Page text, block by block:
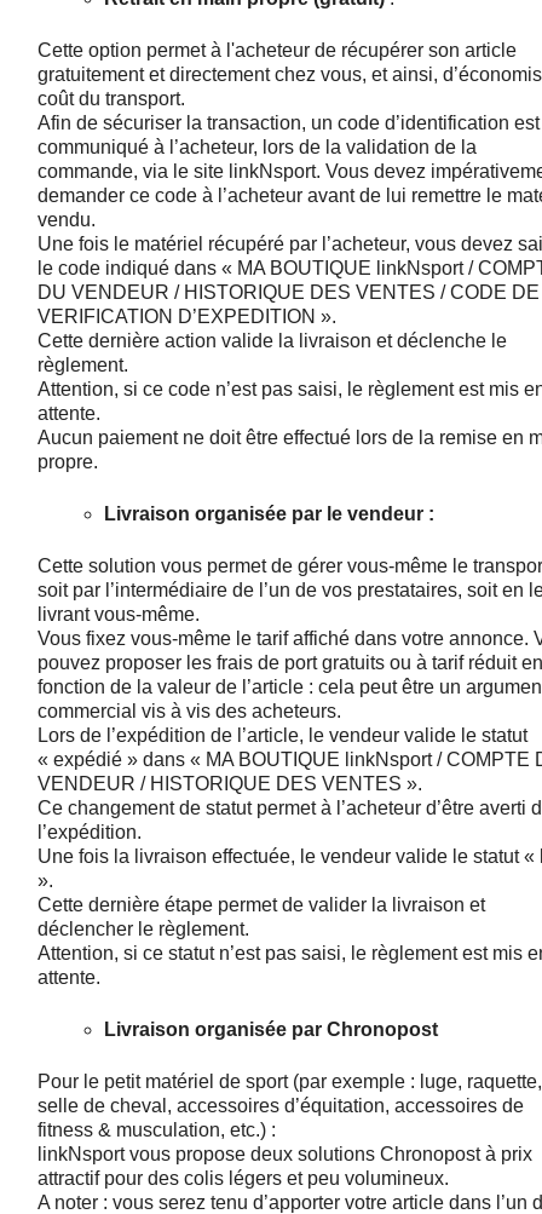
DE COMBAT
DE RAQUETTE
Cette option permet à l'acheteur de récupérer son article
gratuitement et directement chez vous, et ainsi,
coût du transport.
Afin de sécuriser la transaction, un code d’identification est
communiqué à l’acheteur, lors de la validation de la
commande, via le site linkNsport. Vous devez
demander ce code à l’acheteur avant de lui remettre le
vendu.
Une fois le matériel récupéré par l’acheteur, vous devez
le code indiqué dans « MA BOUTIQUE linkNsport /
DU VENDEUR / HISTORIQUE DES VENTES / CODE DE
VERIFICATION D’EXPEDITION ».
Cette dernière action valide la livraison et déclenche le
règlement.
Attention, si ce code n’est pas saisi, le règlement est mis
attente.
Aucun paiement ne doit être effectué lors de la remise en
propre.
Livraison organisée par le vendeur :
Cette solution vous permet de gérer vous-même le
soit par l’intermédiaire de l’un de vos prestataires, soit en
livrant vous-même.
Vous fixez vous-même le tarif affiché dans votre annonce.
pouvez proposer les frais de port gratuits ou à tarif réduit en
fonction de la valeur de l’article : cela peut être un
commercial vis à vis des acheteurs.
Lors de l’expédition de l’article, le vendeur valide le statut
« expédié » dans « MA BOUTIQUE linkNsport / COMPTE
VENDEUR / HISTORIQUE DES VENTES ».
Ce changement de statut permet à l’acheteur d’être averti
l’expédition.
Une fois la livraison effectuée, le vendeur valide le statut «
».
Cette dernière étape permet de valider la livraison et
déclencher le règlement.
Attention, si ce statut n’est pas saisi, le règlement est mis
attente.
Livraison organisée par Chronopost
Pour le petit matériel de sport (par exemple : luge, raquette,
selle de cheval, accessoires d’équitation, accessoires de
fitness & musculation, etc.) :
linkNsport vous propose deux solutions Chronopost à prix
attractif pour des colis légers et peu volumineux.
A noter : vous serez tenu d’apporter votre article dans l’un